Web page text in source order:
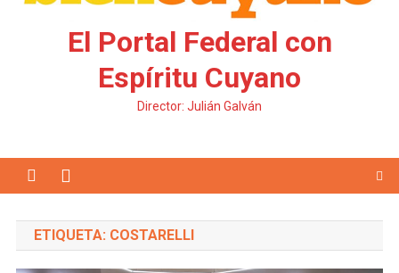
El Portal Federal con
Espíritu Cuyano
Director: Julián Galván
ETIQUETA: COSTARELLI